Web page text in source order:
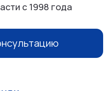
с 1998 года